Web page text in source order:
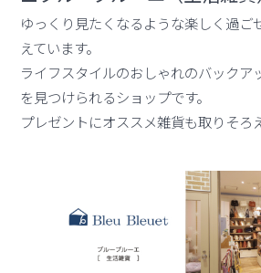
ゆっくり見たくなるような楽しく過ご
えています。
ライフスタイルのおしゃれのバックア
を見つけられるショップです。
プレゼントにオススメ雑貨も取りそろ